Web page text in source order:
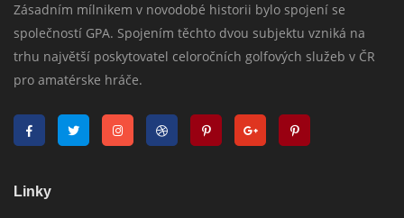
Zásadním mílnikem v novodobé historii bylo spojení se
společností GPA. Spojením těchto dvou subjektu vzniká na
trhu najvětší poskytovatel celoročních golfových služeb v ČR
pro amatérske hráče.
Linky